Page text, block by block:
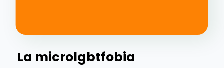
La microlgbtfobia